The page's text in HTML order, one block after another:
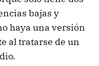
bajas y
haya una versión
al tratarse de un